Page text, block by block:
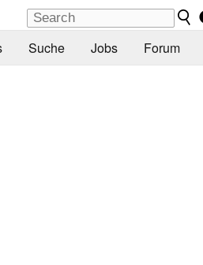
Suche Jobs Forum